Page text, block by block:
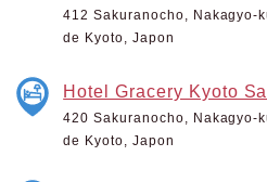
412 Sakuranocho, Nakagyo-
de Kyoto, Japon
Hotel Gracery Kyoto
420 Sakuranocho, Nakagyo-
de Kyoto, Japon